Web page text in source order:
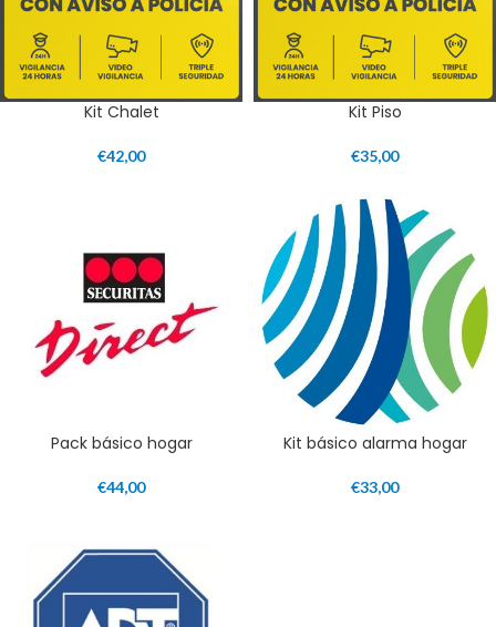
Kit Chalet
€42,00
Kit Piso
€35,00
Pack básico hogar
€44,00
Kit básico alarma hogar
€33,00